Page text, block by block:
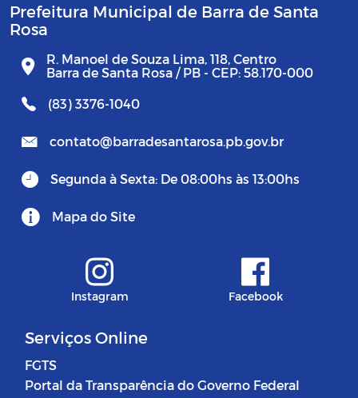
Prefeitura Municipal de Barra de Santa
Rosa
R. Manoel de Souza Lima, 118, Centro
Barra de Santa Rosa / PB - CEP: 58.170-000
(83) 3376-1040
contato@barradesantarosa.pb.gov.br
Segunda à Sexta: De 08:00hs às 13:00hs
Mapa do Site
Instagram Facebook
Serviços Online
FGTS
Portal da Transparência do Governo Federal